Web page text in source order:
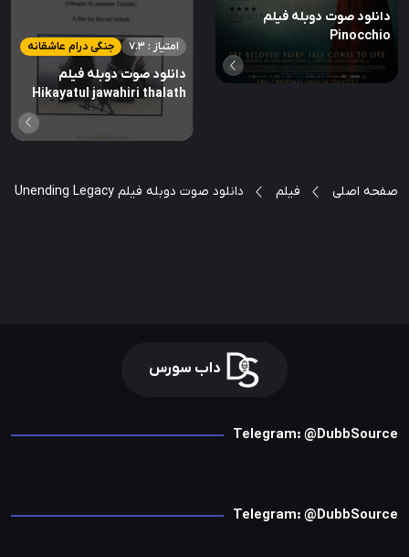
دانلود صوت دوبله فیلم
Pinocchio
جنگی درام عاشقانه امتیاز : 7.3
دانلود صوت دوبله فیلم
Hikayatul jawahiri thalath
صفحه اصلی فیلم دانلود صوت دوبله فیلم Love’s Unending Legacy
داب سورس
Telegram: @DubbSource
Telegram: @DubbSource